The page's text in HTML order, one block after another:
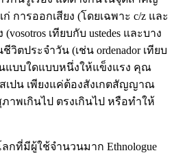
การออกเสียง (โดยเฉพาะ c/z และ
เทียบกับ ustedes และบาง
ตประจำวัน (เช่น ordenador เทียบ
นแบบใดแบบหนึ่งให้แข็งแรง คุณ
เปน เพียงแค่ต้องสังเกตสัญญาณ
าพเกินไป ตรงเกินไป หรือทำให้
กที่มีผู้ใช้จำนวนมาก Ethnologue